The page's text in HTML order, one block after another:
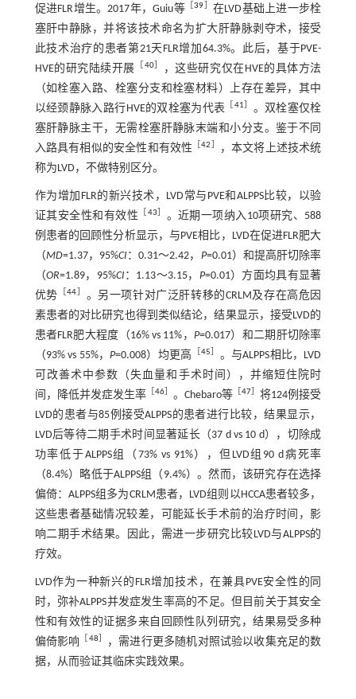
促进FLR增生。2017年，Guiu等 ［39
在LVD基础上进一步栓
塞肝中静脉，并将该技术命名为扩大肝静脉剥夺术，接受
此技术治疗的患者第21天FLR增加64.3%。此后，基于PVE-
HVE的研究陆续开展
40］
，这些研究仅在HVE的具体方法
（如栓塞入路、栓塞分支和栓塞材料）上存在差异，其中
以经颈静脉入路行HVE的双栓塞为代表
41
。双栓塞仅栓
塞肝静脉主干，无需栓塞肝静脉末端和小分支。鉴于不同
入路具有相似的安全性和有效性 ［42
，本文将上述技术统
称为LVD，不做特别区分。
作为增加FLR的新兴技术，LVD常与PVE和ALPPS比较，以验
证其安全性和有效性
43
。近期一项纳入10项研究、588
例患者的回顾性分析显示，与PVE相比，LVD在促进FLR肥大
（MD=1.37，95%CI ：0.31～2.42， P=0.01）和提高肝切除率
（OR=1.89，95%CI ：1.13～3.15， P=0.01）方面均具有显著
优势 ［44
。另一项针对广泛肝转移的CRLM及存在高危因
素患者的对比研究也得到类似结论，结果显示，接受LVD的
患者FLR肥大程度（16% vs 11%，P=0.017）和二期肝切除率
（93% vs 55%，P=0.008）均更高 45
。与ALPPS相比，LVD
可改善术中参数（失血量和手术时间），并缩短住院时
间，降低并发症发生率［ 46 。Chebaro等 ［47 ］将124例接受
LVD的患者与85例接受ALPPS的患者进行比较，结果显示，
LVD后等待二期手术时间显著延长（37 d vs 10 d），切除成
功率低于ALPPS组（73% vs 91%），但LVD组90 d病死率
（8.4%）略低于ALPPS组（9.4%）。然而，该研究存在选择
偏倚：ALPPS组多为CRLM患者，LVD组则以HCCA患者较多，
这些患者基础情况较差，可能延长手术前的治疗时间，影
响二期手术结果。因此，需进一步研究比较LVD与ALPPS的
疗效。
LVD作为一种新兴的FLR增加技术，在兼具PVE安全性的同
时，弥补ALPPS并发症发生率高的不足。但目前关于其安全
性和有效性的证据多来自回顾性队列研究，结果易受多种
偏倚影响
48
，需进行更多随机对照试验以收集充足的数
据，从而验证其临床实践效果。